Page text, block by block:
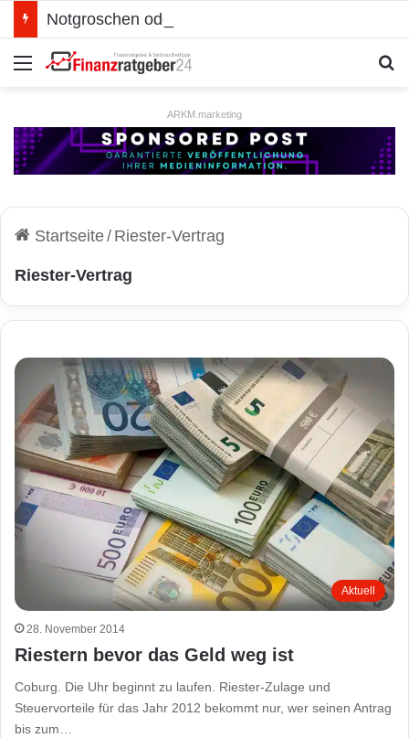
Menü
ARKM.marketing
Startseite/ Riester-Vertrag
Riester-Vertrag
Aktuell
28. November 2014
Riestern bevor das Geld weg ist
Coburg. Die Uhr beginnt zu laufen. Riester-Zulage und
Steuervorteile für das Jahr 2012 bekommt nur, wer seinen Antrag
bis zum…